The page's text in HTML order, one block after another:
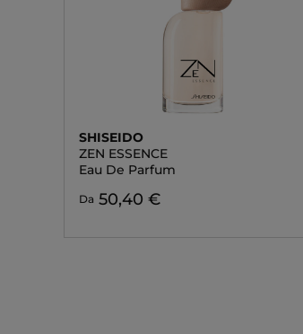
SHISEIDO
ZEN ESSENCE
Eau De Parfum
Da 50,40 €